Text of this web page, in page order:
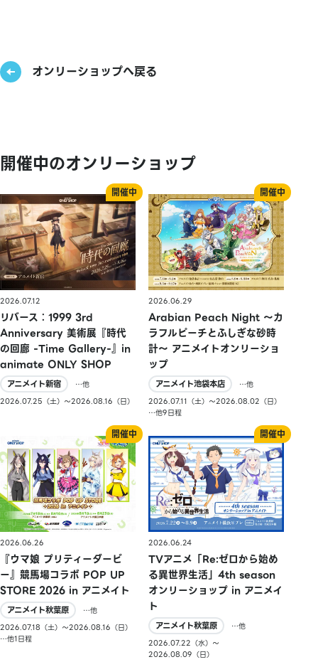
オンリーショップへ戻る
開催中のオンリーショップ
2026.07.12
リバース：1999 3rd
Anniversary 美術展『時代
の回廊 -Time Gallery-』in
animate ONLY SHOP
アニメイト新宿
…他
2026.07.25（土）〜2026.08.16（日）
2026.06.29
Arabian Peach Night 〜カ
ラフルピーチとふしぎな砂時
計〜 アニメイトオンリーショ
ップ
アニメイト池袋本店
…他
2026.07.11（土）〜2026.08.02（日）
…他9日程
2026.06.26
『ウマ娘 プリティーダービ
ー』競馬場コラボ POP UP
STORE 2026 in アニメイト
アニメイト秋葉原
…他
2026.07.18（土）〜2026.08.16（日）
…他1日程
2026.06.24
TVアニメ「Re:ゼロから始め
る異世界生活」4th season
オンリーショップ in アニメイ
ト
アニメイト秋葉原
…他
2026.07.22（水）〜
2026.08.09（日）